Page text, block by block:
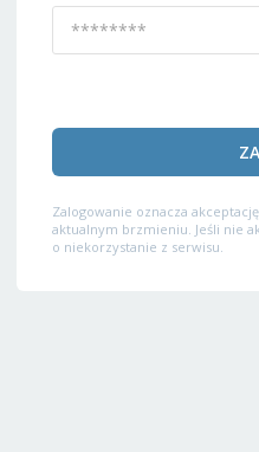
Zalogowanie oznacza akceptację
aktualnym brzmieniu. Jeśli nie
o niekorzystanie z serwisu.